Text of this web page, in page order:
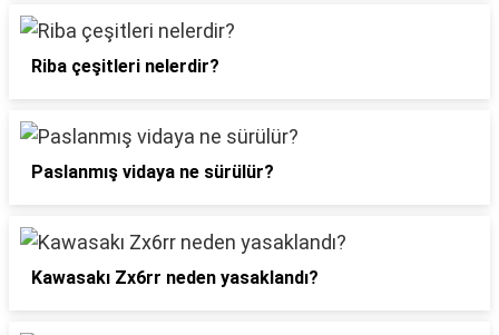
Riba çeşitleri nelerdir?
Paslanmış vidaya ne sürülür?
Kawasakı Zx6rr neden yasaklandı?